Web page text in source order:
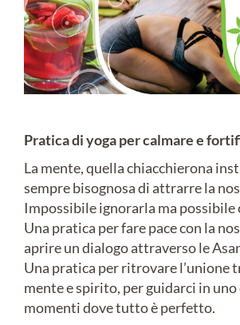
Pratica di yoga per calmare e
La mente, quella chiacchierona
sempre bisognosa di attrarre la
Impossibile ignorarla ma possibile
Una pratica per fare pace con la
aprire un dialogo attraverso le
Una pratica per ritrovare l’unione
mente e spirito, per guidarci in
momenti dove tutto è perfetto.